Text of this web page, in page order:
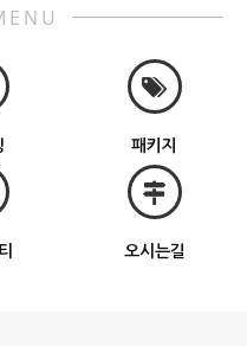
패키지
오시는길